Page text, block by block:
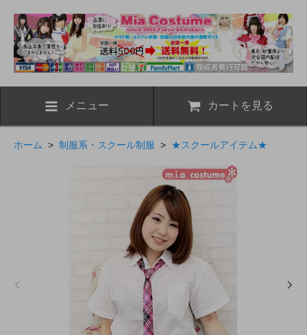
メニュー カートを見る
ホーム > 制服系・スクール制服 > ★スクールアイテム★